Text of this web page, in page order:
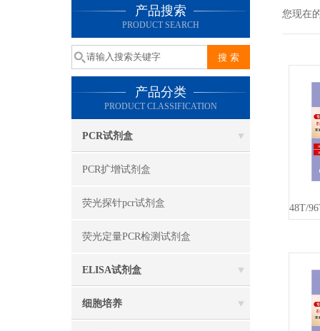
产品搜索
PRODUCT SEARCH
产品分类
PRODUCT CLASSIFICATION
PCR试剂盒
PCR扩增试剂盒
荧光探针pcr试剂盒
荧光定量PCR检测试剂盒
ELISA试剂盒
细胞培养
您现在